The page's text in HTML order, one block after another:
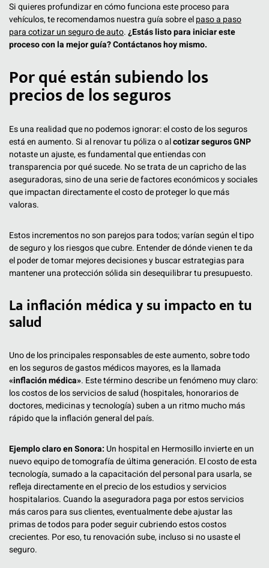
Si quieres profundizar en cómo funciona este proceso para
vehículos, te recomendamos nuestra guía sobre elpaso a paso
para cotizar un seguro de auto.¿Estás listo para iniciar este
proceso con la mejor guía? Contáctanos hoy mismo.
Por qué están subiendo los
precios de los seguros
Es una realidad que no podemos ignorar: el costo de los seguros
está en aumento. Si al renovar tu póliza o alcotizar seguros GNP
notaste un ajuste, es fundamental que entiendas con
transparencia por qué sucede. No se trata de un capricho de las
aseguradoras, sino de una serie de factores económicos y sociales
que impactan directamente el costo de proteger lo que más
valoras.
Estos incrementos no son parejos para todos; varían según el tipo
de seguro y los riesgos que cubre. Entender de dónde vienen te da
el poder de tomar mejores decisiones y buscar estrategias para
mantener una protección sólida sin desequilibrar tu presupuesto.
La inflación médica y su impacto en tu
salud
Uno de los principales responsables de este aumento, sobre todo
en los seguros de gastos médicos mayores, es la llamada
«inflación médica». Este término describe un fenómeno muy claro:
los costos de los servicios de salud (hospitales, honorarios de
doctores, medicinas y tecnología) suben a un ritmo mucho más
rápido que la inflación general del país.
Ejemplo claro en Sonora: Un hospital en Hermosillo invierte en un
nuevo equipo de tomografía de última generación. El costo de esta
tecnología, sumado a la capacitación del personal para usarla, se
refleja directamente en el precio de los estudios y servicios
hospitalarios. Cuando la aseguradora paga por estos servicios
más caros para sus clientes, eventualmente debe ajustar las
primas de todos para poder seguir cubriendo estos costos
crecientes. Por eso, tu renovación sube, incluso si no usaste el
seguro.